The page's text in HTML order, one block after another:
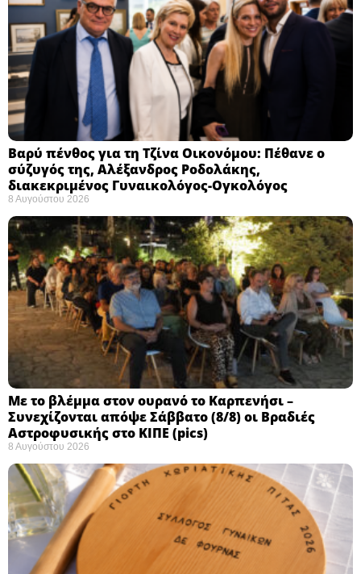
Βαρύ πένθος για τη Τζίνα Οικονόμου: Πέθανε ο
σύζυγός της, Αλέξανδρος Ροδολάκης,
διακεκριμένος Γυναικολόγος-Ογκολόγος
8 Αυγούστου 2026
Με το βλέμμα στον ουρανό το Καρπενήσι –
Συνεχίζονται απόψε Σάββατο (8/8) οι Βραδιές
Αστροφυσικής στο ΚΙΠΕ (pics)
8 Αυγούστου 2026